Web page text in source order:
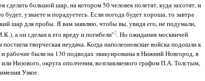
сделать большой шар, на котором 50 человек полетят, куда захотят, и
будет, узнаете и порадуетесь. Если погода будет хороша, то завтра
шар для пробы. Я вам заявляю, чтобы вы, увидя его, не подумали,
а он сделан к его вреду и погибели"2. Но ожидания москвичей
творческая неудача. Когда наполеоновские войска подошли к
рабочие были на 130 подводах эвакуированы в Нижний Новгород, в
Низового, округа ополчения, возглавляемого графом П.А. Толстым,
Узкое.